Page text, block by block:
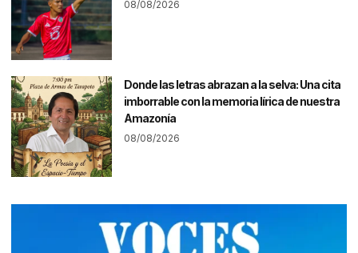
08/08/2026
Donde las letras abrazan a la selva: Una cita
imborrable con la memoria lírica de nuestra
Amazonía
08/08/2026